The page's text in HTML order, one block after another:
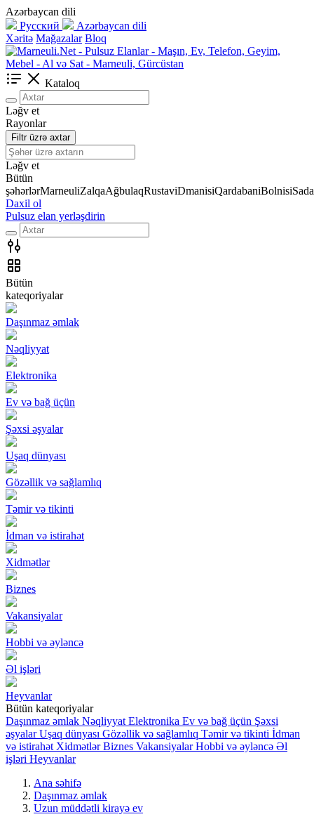
Azərbaycan dili
Русский
Azərbaycan dili
Xəritə Mağazalar Bloq
Kataloq
Ləğv et
Rayonlar
Filtr üzrə axtar
Ləğv et
Bütün
şəhərlərMarneuliZalqaAğbulaqRustaviDmanisiQardabaniBolnisi
Daxil ol
Pulsuz elan yerləşdirin
Bütün
kateqoriyalar
Daşınmaz əmlak
Nəqliyyat
Elektronika
Ev və bağ üçün
Şəxsi əşyalar
Uşaq dünyası
Gözəllik və sağlamlıq
Təmir və tikinti
İdman və istirahət
Xidmətlər
Biznes
Vakansiyalar
Hobbi və əyləncə
Əl işləri
Heyvanlar
Bütün kateqoriyalar
Daşınmaz əmlak Nəqliyyat Elektronika Ev və bağ üçün Şəxsi
əşyalar Uşaq dünyası Gözəllik və sağlamlıq Təmir və tikinti İdman
və istirahət Xidmətlər Biznes Vakansiyalar Hobbi və əyləncə Əl
işləri Heyvanlar
Ana səhifə
Daşınmaz əmlak
Uzun müddətli kirayə ev